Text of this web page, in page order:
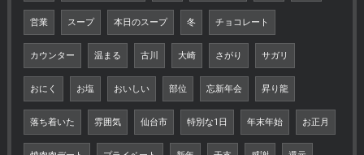
営業 スープ 本日のスープ 冬 チョコレート
カウンター 温まる 古川 大崎 さがり サガリ
おにく お塩 おいしい 部位 忘新年会 昇り龍
落ち着いた 雰囲気 仙台市 特別な1日 年末年始 お正月